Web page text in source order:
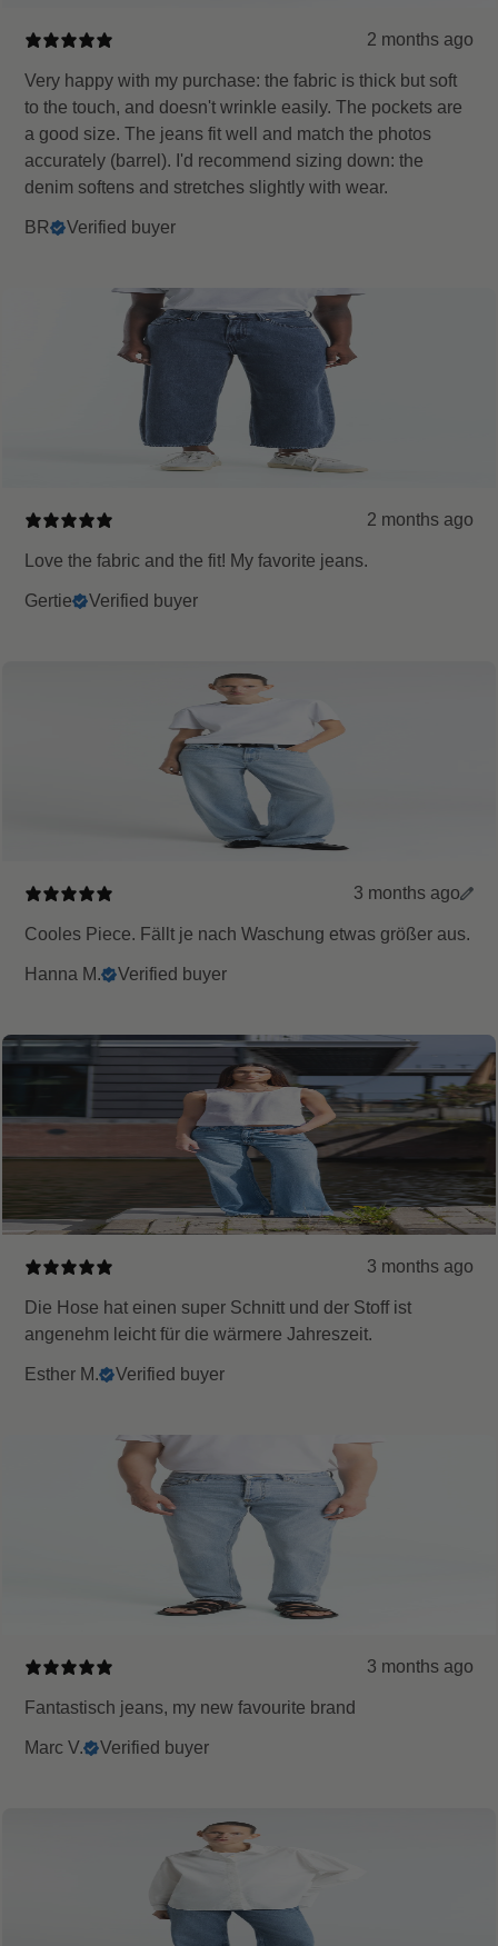
2 months ago
Very happy with my purchase: the fabric is thick but soft
to the touch, and doesn't wrinkle easily. The pockets are
a good size. The jeans fit well and match the photos
accurately (barrel). I'd recommend sizing down: the
denim softens and stretches slightly with wear.
BR Verified buyer
2 months ago
Love the fabric and the fit! My favorite jeans.
Gertie Verified buyer
3 months ago
Cooles Piece. Fällt je nach Waschung etwas größer aus.
Hanna M. Verified buyer
3 months ago
Die Hose hat einen super Schnitt und der Stoff ist
angenehm leicht für die wärmere Jahreszeit.
Esther M. Verified buyer
3 months ago
Fantastisch jeans, my new favourite brand
Marc V. Verified buyer